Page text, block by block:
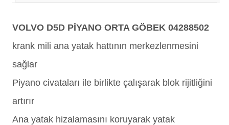
VOLVO D5D PİYANO ORTA GÖBEK 04288502
krank mili ana yatak hattının merkezlenmesini
sağlar
Piyano civataları ile birlikte çalışarak blok rijitliğini
artırır
Ana yatak hizalamasını koruyarak yatak